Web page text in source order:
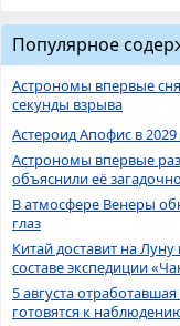
Популярное
Астрономы впервые
секунды взрыва
Астероид Апофис в
Астрономы впервые
объяснили её
В атмосфере Венеры
глаз
Китай доставит на
составе экспедиции
5 августа
готовятся к